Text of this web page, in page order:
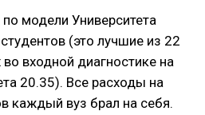
модели Университета
(это лучшие из 22
входной диагностике на
20.35). Все расходы на
каждый вуз брал на себя.